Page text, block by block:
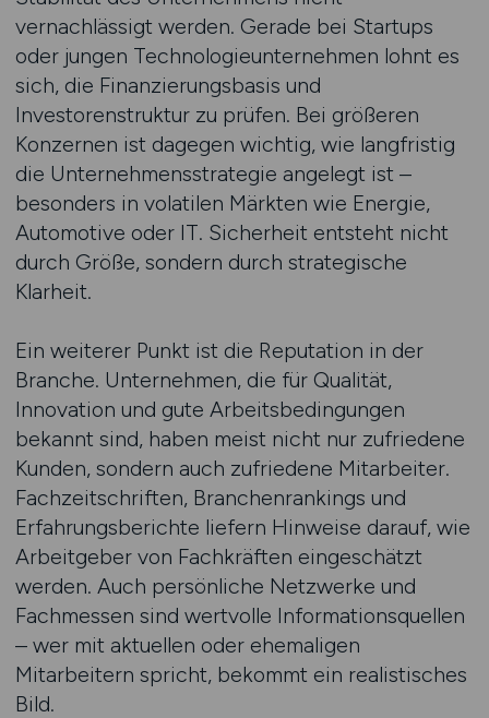
vernachlässigt werden. Gerade bei Startups
oder jungen Technologieunternehmen lohnt es
sich, die Finanzierungsbasis und
Investorenstruktur zu prüfen. Bei größeren
Konzernen ist dagegen wichtig, wie langfristig
die Unternehmensstrategie angelegt ist –
besonders in volatilen Märkten wie Energie,
Automotive oder IT. Sicherheit entsteht nicht
durch Größe, sondern durch strategische
Klarheit.
Ein weiterer Punkt ist die Reputation in der
Branche. Unternehmen, die für Qualität,
Innovation und gute Arbeitsbedingungen
bekannt sind, haben meist nicht nur zufriedene
Kunden, sondern auch zufriedene Mitarbeiter.
Fachzeitschriften, Branchenrankings und
Erfahrungsberichte liefern Hinweise darauf, wie
Arbeitgeber von Fachkräften eingeschätzt
werden. Auch persönliche Netzwerke und
Fachmessen sind wertvolle Informationsquellen
– wer mit aktuellen oder ehemaligen
Mitarbeitern spricht, bekommt ein realistisches
Bild.